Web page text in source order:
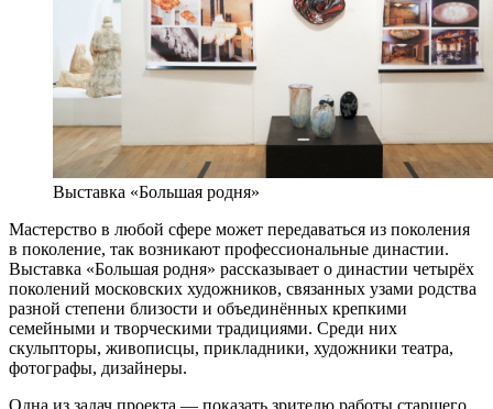
Выставка «Большая родня»
Мастерство в любой сфере может передаваться из поколения
в поколение, так возникают профессиональные династии.
Выставка «Большая родня» рассказывает о династии четырёх
поколений московских художников, связанных узами родства
разной степени близости и объединённых крепкими
семейными и творческими традициями. Среди них
скульпторы, живописцы, прикладники, художники театра,
фотографы, дизайнеры.
Одна из задач проекта — показать зрителю работы старшего